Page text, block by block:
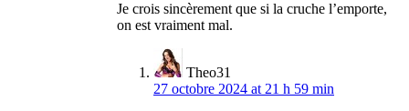
Je crois sincèrement que si la cruche l’emporte,
on est vraiment mal.
Theo31
27 octobre 2024 at 21 h 59 min